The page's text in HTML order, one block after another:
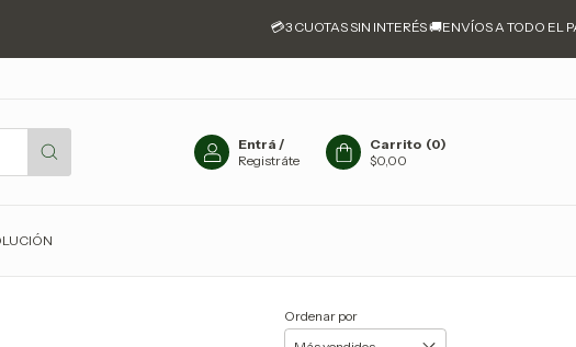
💳3 CUOTAS SIN INTERÉS 🚚ENVÍOS A TODO EL PAÍS
Entrá /
Registráte
Carrito (0)
$0,00
Ordenar por